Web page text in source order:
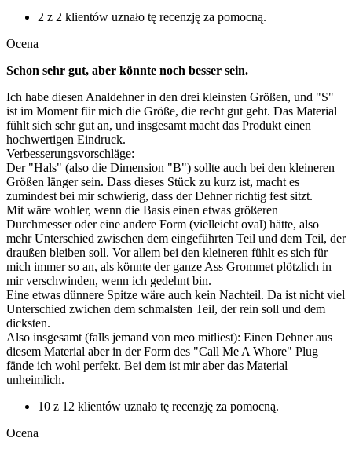
2 z 2 klientów uznało tę recenzję za pomocną.
Ocena
Schon sehr gut, aber könnte noch besser sein.
Ich habe diesen Analdehner in den drei kleinsten Größen, und "S"
ist im Moment für mich die Größe, die recht gut geht. Das Material
fühlt sich sehr gut an, und insgesamt macht das Produkt einen
hochwertigen Eindruck.
Verbesserungsvorschläge:
Der "Hals" (also die Dimension "B") sollte auch bei den kleineren
Größen länger sein. Dass dieses Stück zu kurz ist, macht es
zumindest bei mir schwierig, dass der Dehner richtig fest sitzt.
Mit wäre wohler, wenn die Basis einen etwas größeren
Durchmesser oder eine andere Form (vielleicht oval) hätte, also
mehr Unterschied zwischen dem eingeführten Teil und dem Teil, der
draußen bleiben soll. Vor allem bei den kleineren fühlt es sich für
mich immer so an, als könnte der ganze Ass Grommet plötzlich in
mir verschwinden, wenn ich gedehnt bin.
Eine etwas dünnere Spitze wäre auch kein Nachteil. Da ist nicht viel
Unterschied zwichen dem schmalsten Teil, der rein soll und dem
dicksten.
Also insgesamt (falls jemand von meo mitliest): Einen Dehner aus
diesem Material aber in der Form des "Call Me A Whore" Plug
fände ich wohl perfekt. Bei dem ist mir aber das Material
unheimlich.
10 z 12 klientów uznało tę recenzję za pomocną.
Ocena